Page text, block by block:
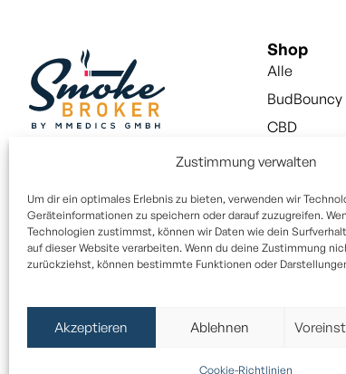
Zustimmung verwalten
Um dir ein optimales Erlebnis zu bieten, verwenden wir
Geräteinformationen zu speichern oder darauf zuzugreifen.
Technologien zustimmst, können wir Daten wie dein
auf dieser Website verarbeiten. Wenn du deine Zustimmung
zurückziehst, können bestimmte Funktionen oder
Akzeptieren Ablehnen
Cookie-Richtlinien
Shop
Alle
BudBouncy
CBD
Snus
Vapes
Paper /
Die von dem Unternehmen verkauften Produkte